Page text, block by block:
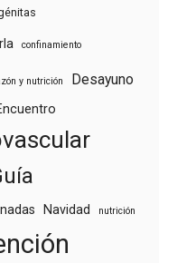
confinamiento
y nutrición Desayuno
Navidad nutrición